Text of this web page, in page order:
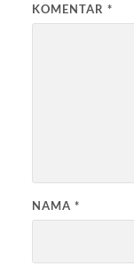
KOMENTAR *
NAMA *